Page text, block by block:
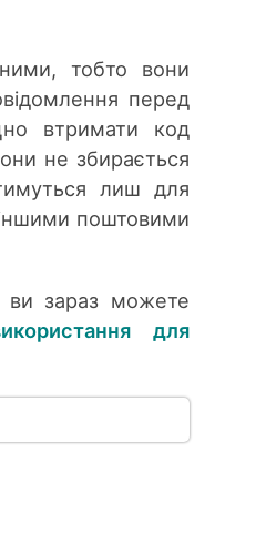
тобто вони
перед
втримати код
не збирається
лиш для
іншими поштовими
ви зараз можете
для